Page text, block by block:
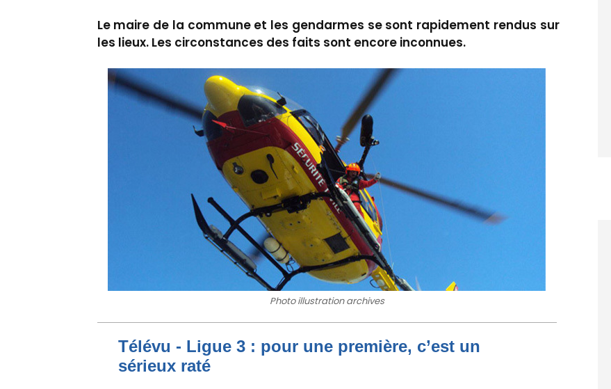
Le maire de la commune et les gendarmes se sont rapidement rendus sur
les lieux. Les circonstances des faits sont encore inconnues.
Photo illustration archives
Télévu - Ligue 3 : pour une première, c’est un
sérieux raté